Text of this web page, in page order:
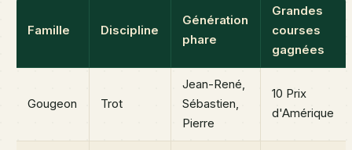
Famille Discipline
Génération
phare
Grandes
courses
gagnées
Gougeon Trot
Jean-René,
Sébastien,
Pierre
10 Prix
d'Amérique